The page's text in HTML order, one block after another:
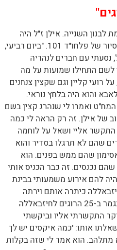
פרצה מלחמת לבנון השנייה. אילן ז"ל היה
כבר מפקד מחלקה ביחידת הסיור של פלחו"ד 101. "ביום רביעי,
נסעתי עם חברים לנהריה
התחילו שמועות על מה
רועי קליין וגם שקצין צנחנים
והוא היה בלחץ נוראי.
ואמרו לי שנהרג קצין בשם
של אילן. זה רק הראה לי כמה
התקשר אליי ושאל על לוחמה
שהם לא תרגלו בסדיר והוא
שהם ממש בפנים. הוא
נכנסים. זה כבר הכניס אותי
להם אירוע משמעותי בבינת
כיתרה אותם וירתה
עליהם הרבה טילים. האירוע נגמר ב-25 הרוגים לחיזבאללה
התקשרתי אליו וביקשתי
אותו: 'כמה איקסים יש לך
מתלהב. הוא אמר לי שזה בקלות